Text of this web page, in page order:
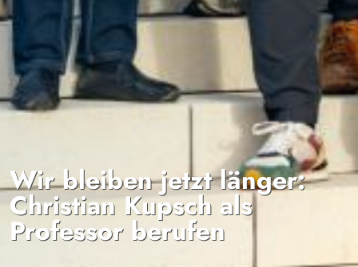
Wir bleiben jetzt länger:
Christian Kupsch als
Professor berufen